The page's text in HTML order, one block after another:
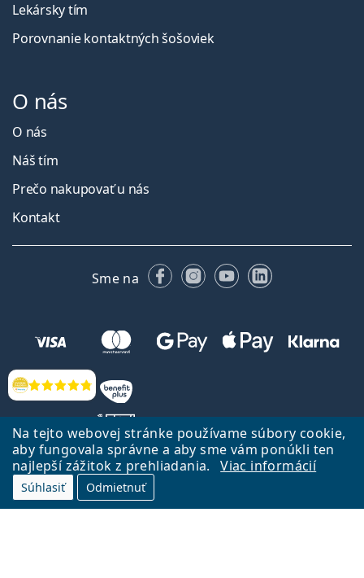
Na tejto webovej stránke používame súbory cookie,
aby fungovala správne a aby sme vám ponúkli ten
najlepší zážitok z prehliadania.
Viac informácií
Súhlasiť Odmietnuť
Hodnotenia
Lekársky tím
Porovnanie kontaktných šošoviek
O nás
O nás
Náš tím
Prečo nakupovať u nás
Kontakt
Sme na FacebookuInstagrame
YouTubeLinkedIn
Späť na Úvodnu stránku
Lentiamo.sk vlastní a prevádzkuje spoločnosť Lentiamo s.r.o., Česká